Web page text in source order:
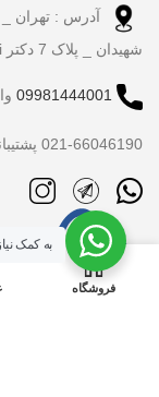
آدرس : تهران _
شهیدان _ پلاک 7 دکتر dji
09981444001
021-66046190 پشتیبانی
فروشگاه
به کمک